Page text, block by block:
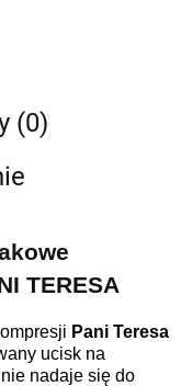
(0)
TERESA
Pani Teresa
ucisk na
nadaje się do